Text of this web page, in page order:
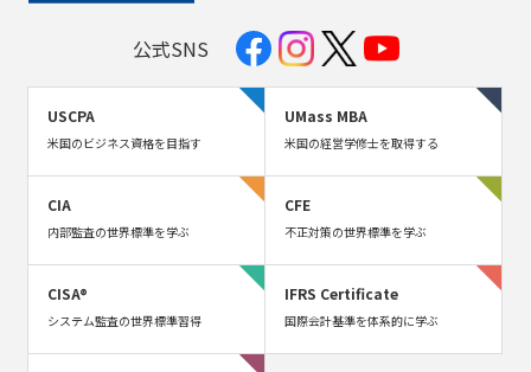
公式SNS
USCPA
米国のビジネス資格を目指す
UMass MBA
米国の経営学修士を取得する
CIA
内部監査の世界標準を学ぶ
CFE
不正対策の世界標準を学ぶ
CISA®
システム監査の世界標準習得
IFRS Certificate
国際会計基準を体系的に学ぶ